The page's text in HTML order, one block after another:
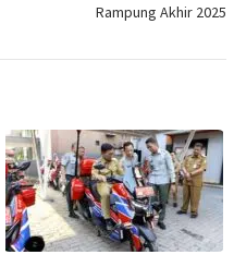
Rampung Akhir 2025